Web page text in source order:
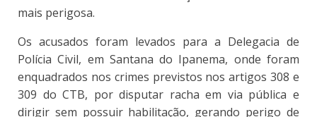
mais perigosa.
Os acusados foram levados para a Delegacia de
Polícia Civil, em Santana do Ipanema, onde foram
enquadrados nos crimes previstos nos artigos 308 e
309 do CTB, por disputar racha em via pública e
dirigir sem possuir habilitação, gerando perigo de